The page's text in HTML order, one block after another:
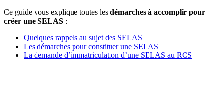
Ce guide vous explique toutes les démarches à accomplir pour
créer une SELAS :
Quelques rappels au sujet des SELAS
Les démarches pour constituer une SELAS
La demande d’immatriculation d’une SELAS au RCS